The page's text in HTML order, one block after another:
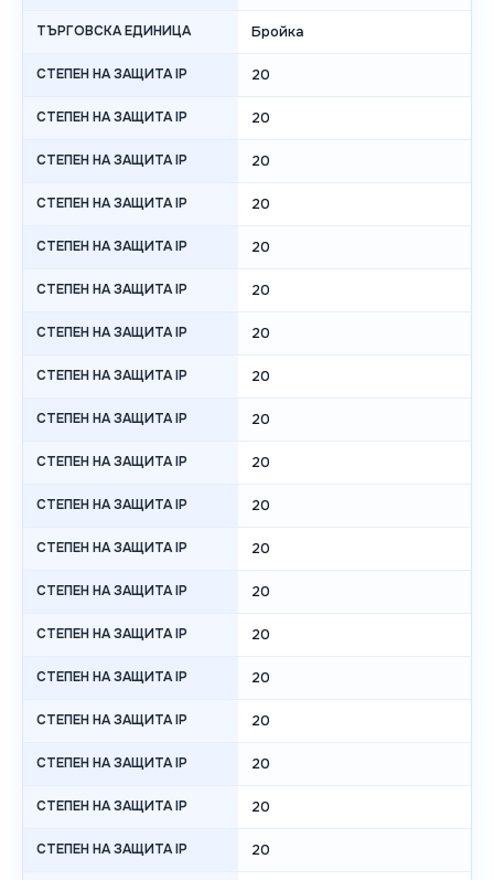
ТЪРГОВСКА ЕДИНИЦА Бройка
СТЕПЕН НА ЗАЩИТА IP 20
СТЕПЕН НА ЗАЩИТА IP 20
СТЕПЕН НА ЗАЩИТА IP 20
СТЕПЕН НА ЗАЩИТА IP 20
СТЕПЕН НА ЗАЩИТА IP 20
СТЕПЕН НА ЗАЩИТА IP 20
СТЕПЕН НА ЗАЩИТА IP 20
СТЕПЕН НА ЗАЩИТА IP 20
СТЕПЕН НА ЗАЩИТА IP 20
СТЕПЕН НА ЗАЩИТА IP 20
СТЕПЕН НА ЗАЩИТА IP 20
СТЕПЕН НА ЗАЩИТА IP 20
СТЕПЕН НА ЗАЩИТА IP 20
СТЕПЕН НА ЗАЩИТА IP 20
СТЕПЕН НА ЗАЩИТА IP 20
СТЕПЕН НА ЗАЩИТА IP 20
СТЕПЕН НА ЗАЩИТА IP 20
СТЕПЕН НА ЗАЩИТА IP 20
СТЕПЕН НА ЗАЩИТА IP 20